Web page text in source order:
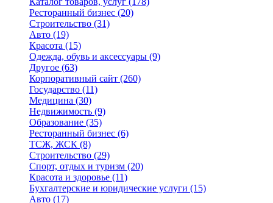
Ресторанный бизнес (20)
Строительство (31)
Авто (19)
Красота (15)
Одежда, обувь и аксессуары (9)
Другое (63)
Корпоративный сайт (260)
Государство (11)
Медицина (30)
Недвижимость (9)
Образование (35)
Ресторанный бизнес (6)
ТСЖ, ЖСК (8)
Строительство (29)
Спорт, отдых и туризм (20)
Красота и здоровье (11)
Бухгалтерские и юридические услуги (15)
Авто (17)